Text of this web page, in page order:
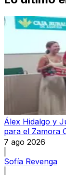
Álex Hidalgo y
para el Zamora
7 ago 2026
Sofía Revenga